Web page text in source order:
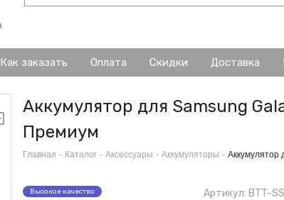
Как заказать Оплата Скидки Доставка
Аккумулятор для Samsung
Премиум
Главная - Каталог - Аксессуары - Аккумуляторы - Аккумулятор
Высокое качество
Артикул: BTT-